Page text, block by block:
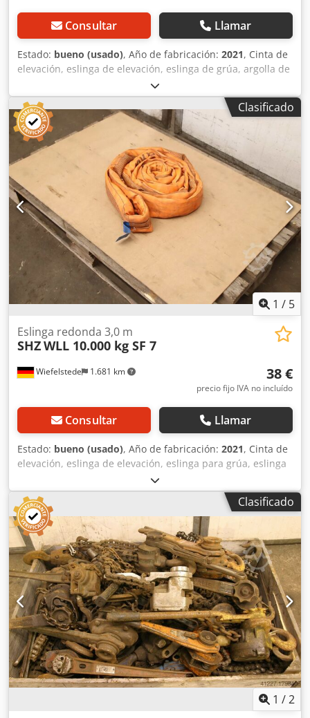
Consultar Llamar
Estado: bueno (usado), Año de fabricación: 2021, Cinta de
elevación, eslinga de elevación, eslinga de grúa, argolla de
elevación, eslinga redonda, manguera de doble tejido
Cjdpfx Aozrl Nregksrf -Fabricante: Solid, eslinga redonda,
manguera de doble tejido | EN 1492/1-2 -Tipo/capacidad
de carga: Carga de trabajo segura (CWS) 10.000 kg -
Longitud: 4,0 m -Cantidad: 4 eslingas redondas
disponibles -Precio: por unidad -Dimensiones de
transporte: Ø 540 x 100 mm -Peso: 7,3 kg/unidad
Clasificado
1 / 5
Wiefelstede 1.681 km
Eslinga redonda 3,0 m
SHZWLL 10.000 kg SF 7
38 €
precio fijo IVA no incluído
Consultar Llamar
Estado: bueno (usado), Año de fabricación: 2021, Cinta de
elevación, eslinga de elevación, eslinga para grúa, eslinga
de elevación, eslinga redonda, manguera de doble tejido -
Fabricante: SHZ, eslinga redonda con doble cubierta | EN
1492-2 -Tipo/capacidad de carga: WLL 10.000 kg, SF 7
Csdpszrl Iusfx Agkerf -Longitud: 3,0 m -Circunferencia: 6,00
m -Cantidad: 7 eslingas redondas disponibles -Precio: por
unidad -Dimensiones de transporte: Ø 500 x 100 mm -
Peso: 5,6 kg/unidad
Clasificado
1 /2